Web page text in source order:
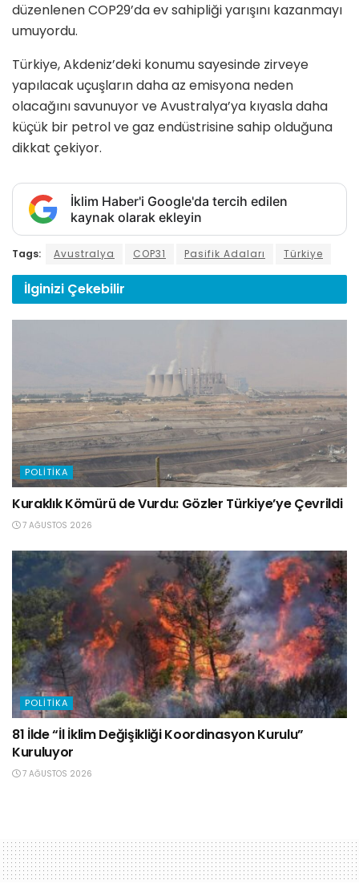
düzenlenen COP29’da ev sahipliği yarışını kazanmayı
umuyordu.
Türkiye, Akdeniz’deki konumu sayesinde zirveye
yapılacak uçuşların daha az emisyona neden
olacağını savunuyor ve Avustralya’ya kıyasla daha
küçük bir petrol ve gaz endüstrisine sahip olduğuna
dikkat çekiyor.
İklim Haber'i Google'da tercih edilen
kaynak olarak ekleyin
Tags: Avustralya COP31 Pasifik Adaları Türkiye
İlginizi Çekebilir
POLITIKA
Kuraklık Kömürü de Vurdu: Gözler Türkiye’ye Çevrildi
7 AĞUSTOS 2026
POLITIKA
81 İlde “İl İklim Değişikliği Koordinasyon Kurulu”
Kuruluyor
7 AĞUSTOS 2026